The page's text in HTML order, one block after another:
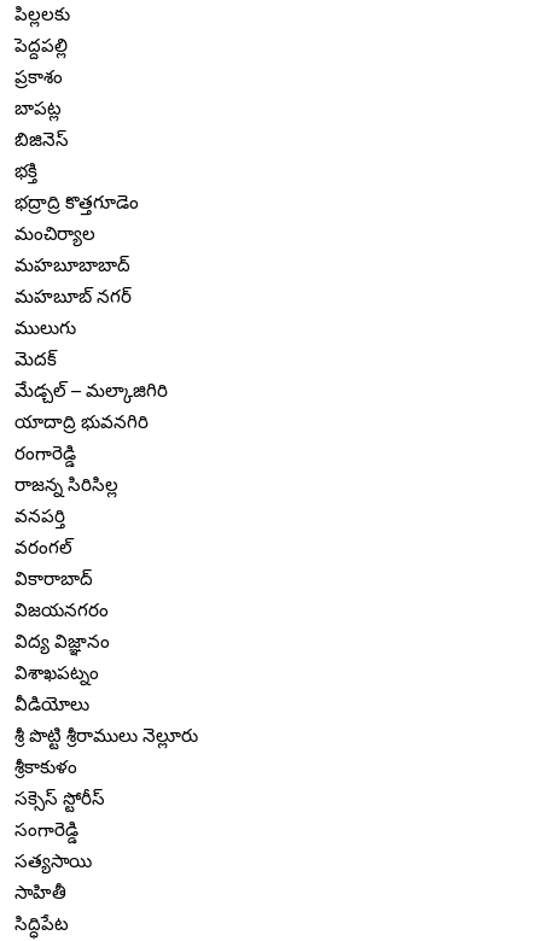
పిల్లలకు
పెద్దపల్లి
ప్రకాశం
బాపట్ల
బిజినెస్
భక్తి
భద్రాద్రి కొత్తగూడెం
మంచిర్యాల
మహబూబాబాద్
మహబూబ్ నగర్
ములుగు
మెదక్
మేడ్చల్ – మల్కాజిగిరి
యాదాద్రి భువనగిరి
రంగారెడ్డి
రాజన్న సిరిసిల్ల
వనపర్తి
వరంగల్
వికారాబాద్
విజయనగరం
విద్య విజ్ఞానం
విశాఖపట్నం
వీడియోలు
శ్రీ పొట్టి శ్రీరాములు నెల్లూరు
శ్రీకాకుళం
సక్సెస్ స్టోరీస్
సంగారెడ్డి
సత్యసాయి
సాహితీ
సిద్ధిపేట